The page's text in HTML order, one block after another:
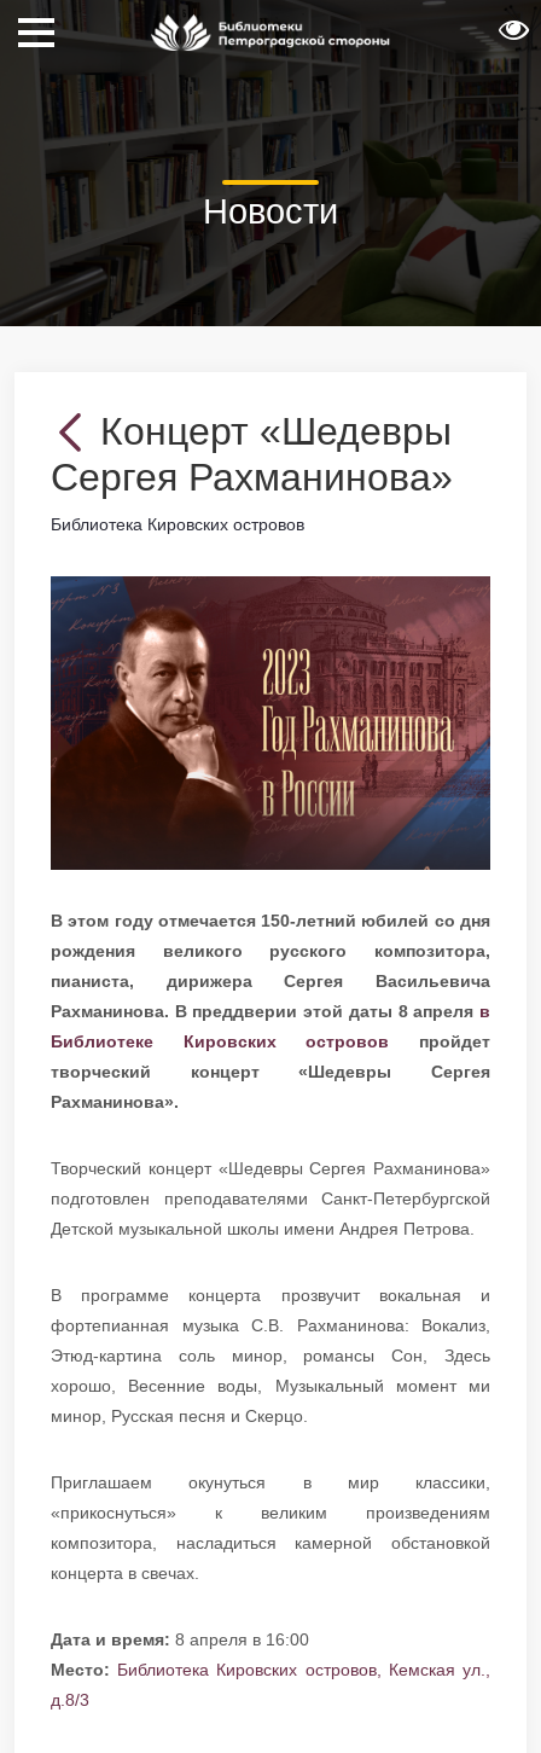
Новости
Концерт «Шедевры
Сергея Рахманинова»
Библиотека Кировских островов
В этом году отмечается 150-летний юбилей со дня
рождения великого русского композитора,
пианиста, дирижера Сергея Васильевича
Рахманинова. В преддверии этой даты 8 апреля в
Библиотеке Кировских островов пройдет
творческий концерт «Шедевры Сергея
Рахманинова».
Творческий концерт «Шедевры Сергея Рахманинова»
подготовлен преподавателями Санкт-Петербургской
Детской музыкальной школы имени Андрея Петрова.
В программе концерта прозвучит вокальная и
фортепианная музыка С.В. Рахманинова: Вокализ,
Этюд-картина соль минор, романсы Сон, Здесь
хорошо, Весенние воды, Музыкальный момент ми
минор, Русская песня и Скерцо.
Приглашаем окунуться в мир классики,
«прикоснуться» к великим произведениям
композитора, насладиться камерной обстановкой
концерта в свечах.
Дата и время: 8 апреля в 16:00
Место: Библиотека Кировских островов, Кемская ул.,
д.8/3